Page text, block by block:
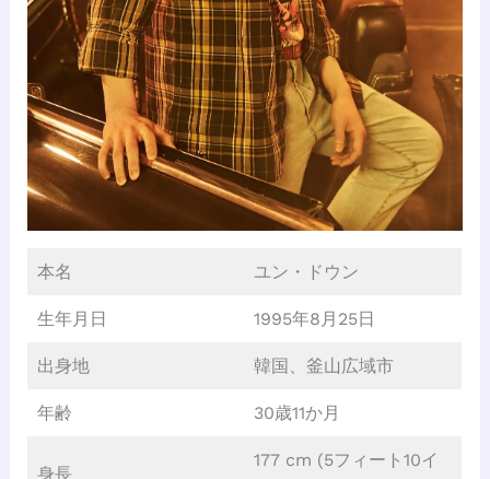
本名 ユン・ドウン
生年月日 1995年8月25日
出身地 韓国、釜山広域市
年齢 30歳11か月
身長
177 cm (5フィート10イ